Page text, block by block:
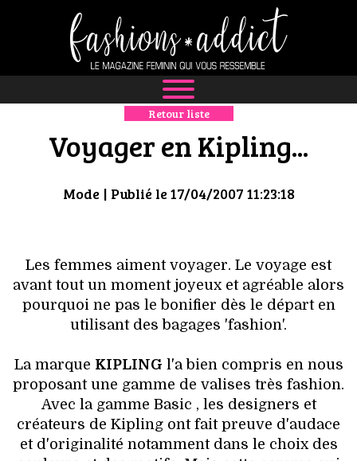
NEWS
MODE
LUXE
BOUTIQUE
CULTURE
HIGH TECH
MAISON
AUTO
Retour liste
Voyager en Kipling...
Mode| Publié le 17/04/2007 11:23:18
Les femmes aiment voyager. Le voyage est
avant tout un moment joyeux et agréable alors
pourquoi ne pas le bonifier dès le départ en
utilisant des bagages 'fashion'.
La marque KIPLING l'a bien compris en nous
proposant une gamme de valises très fashion.
Avec la gamme Basic , les designers et
créateurs de Kipling ont fait preuve d'audace
et d'originalité notamment dans le choix des